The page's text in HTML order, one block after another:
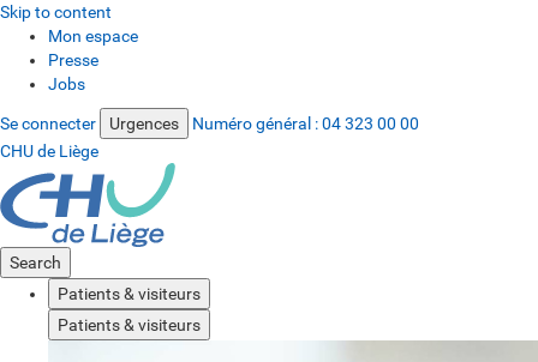
Skip to content
Mon espace
Presse
Jobs
Se connecter Urgences Numéro général :04 323 00 00
CHU de Liège
Search
Patients & visiteurs
Patients & visiteurs